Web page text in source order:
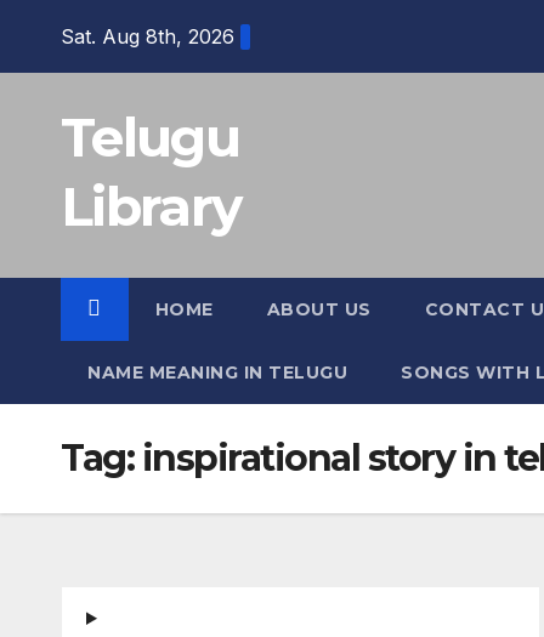
Sat. Aug 8th, 2026
Telugu
Library
HOME ABOUT US CONTACT
NAME MEANING IN TELUGU SONGS WITH
Tag: inspirational story in